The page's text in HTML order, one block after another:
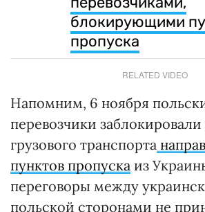
блокирующими
пропуска
RELATED VIDEO
Напомним, 6 ноября
перевозчики
грузового транспорта
пунктов пропуска из
переговоры между
польской сторонами не